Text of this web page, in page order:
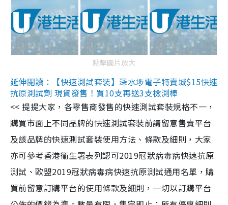
點擊圖片放大
延伸閱讀：【快速測試套裝】深水埗電子特賣城$15快速
抗原測試劑 現貨發售！買10支再送3支檢測棒
<< 提提大家，各零售商發售的快速測試套裝規格不一，
購買市面上不同品牌的快速測試套裝前請留意售賣平台
及該品牌的快速測試套裝使用方法、條款及細則，大家
亦可參考香港衞生署表列認可2019冠狀病毒病快速抗原
測試、歐盟2019冠狀病毒病快速抗原測試通用名單，購
買前留意訂購平台的使用條款及細則，一切以訂購平台